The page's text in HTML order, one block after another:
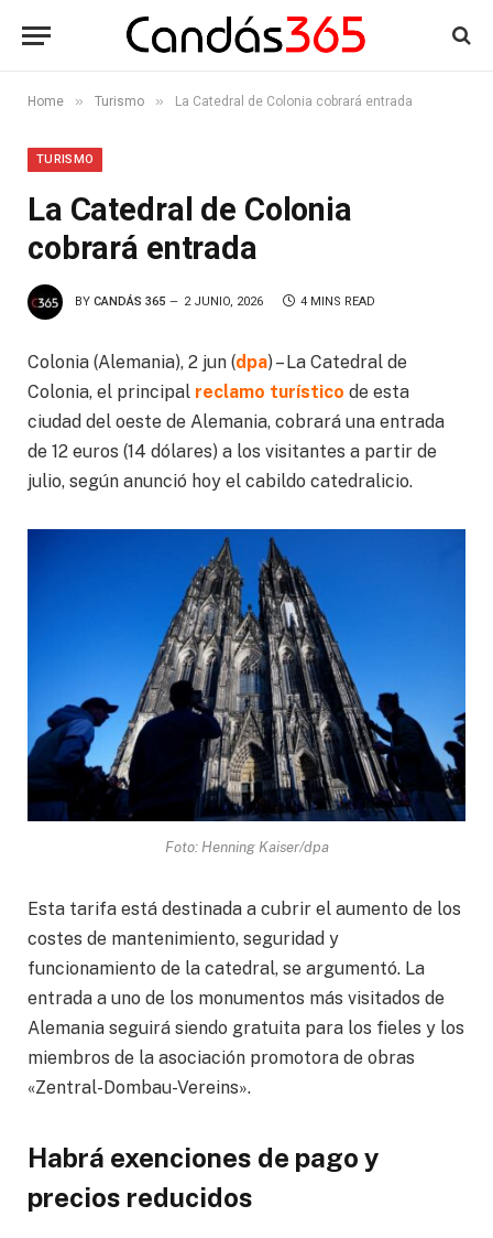
Home » Turismo » La Catedral de Colonia cobrará entrada
TURISMO
La Catedral de Colonia
cobrará entrada
BY CANDÁS 365 2 JUNIO, 2026 4 MINS READ
Colonia (Alemania), 2 jun (dpa) – La Catedral de
Colonia, el principal reclamo turístico de esta
ciudad del oeste de Alemania, cobrará una entrada
de 12 euros (14 dólares) a los visitantes a partir de
julio, según anunció hoy el cabildo catedralicio.
Foto: Henning Kaiser/dpa
Esta tarifa está destinada a cubrir el aumento de los
costes de mantenimiento, seguridad y
funcionamiento de la catedral, se argumentó. La
entrada a uno de los monumentos más visitados de
Alemania seguirá siendo gratuita para los fieles y los
miembros de la asociación promotora de obras
«Zentral-Dombau-Vereins».
Habrá exenciones de pago y
precios reducidos